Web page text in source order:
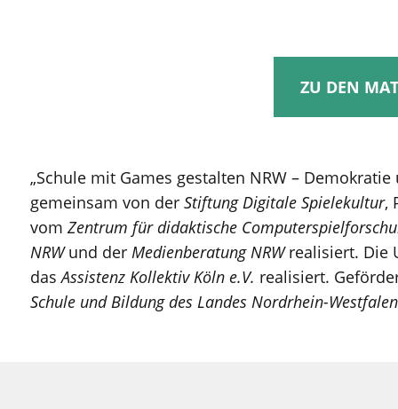
ZU DEN
„Schule mit Games gestalten NRW –
gemeinsam von der Stiftung Digitale Spielekultur,
vom Zentrum für didaktische
NRWund der Medienberatung NRWrealisiert. Die
dasAssistenz Kollektiv Köln e.V. realisiert.
Schule und Bildung des Landes Nordrhein-Westfalen